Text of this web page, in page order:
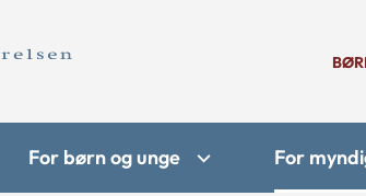
For børn og unge For